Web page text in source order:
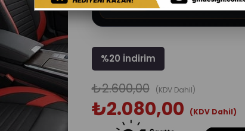
%20 İndirim
₺2.600,00 (KDV Dahil)
₺2.080,00 (KDV Dahil)